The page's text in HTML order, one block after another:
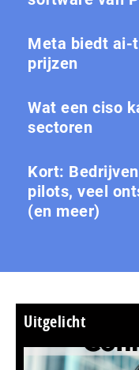
Meta biedt ai-
prijzen
Wat een ciso
sectoren
Kort:
pilots, veel
(en meer)
Uitgelicht